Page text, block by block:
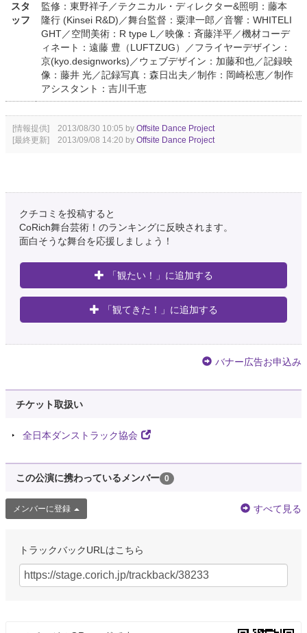
スタ
ッフ
監修：東野祥子／テクニカル・ディレクター&照明：藤本
隆行 (Kinsei R&D)／舞台監督：粟津一郎／音響：WHITELI
GHT／空間美術：R type L／映像：斉藤洋平／機材コーデ
ィネート：遠藤 豊（LUFTZUG）／フライヤーデザイン：
京(kyo.designworks)／ウェブデザイン：加藤和也／記録映
像：藤井 光／記録写真：森日出夫／制作：岡崎松恵／制作
アシスタント：吉川千恵
[情報提供] 2013/08/30 10:05 by Offsite Dance Project
[最終更新] 2013/09/08 14:20 by Offsite Dance Project
クチコミを投稿すると
CoRich舞台芸術！のランキングに反映されます。
面白そうな舞台を応援しましょう！
「観たい！」に追加する
「観てきた！」に追加する
バナー広告お申込み
チケット取扱い
全日本ダンストラック協会
この公演に携わっているメンバー 0
メンバーに登録 すべて見る
トラックバックURLはこちら